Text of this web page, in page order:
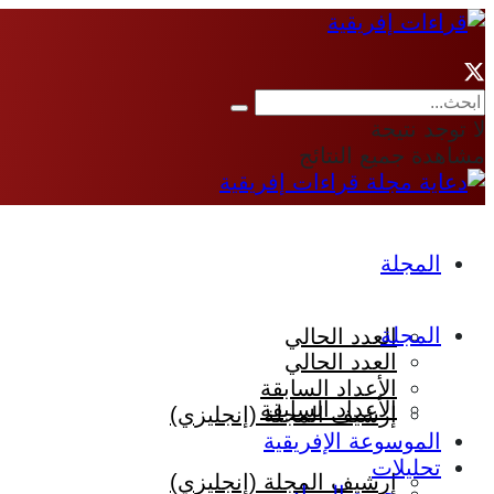
لا توجد نتيجة
مشاهدة جميع النتائج
المجلة
العدد الحالي
الأعداد السابقة
إرشيف المجلة (إنجليزي)
المجلة
العدد الحالي
الأعداد السابقة
إرشيف المجلة (إنجليزي)
الموسوعة الإفريقية
تحليلات